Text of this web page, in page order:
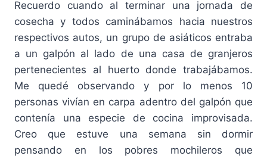
Recuerdo cuando al terminar una jornada de
cosecha y todos caminábamos hacia nuestros
respectivos autos, un grupo de asiáticos entraba
a un galpón al lado de una casa de granjeros
pertenecientes al huerto donde trabajábamos.
Me quedé observando y por lo menos 10
personas vivían en carpa adentro del galpón que
contenía una especie de cocina improvisada.
Creo que estuve una semana sin dormir
pensando en los pobres mochileros que